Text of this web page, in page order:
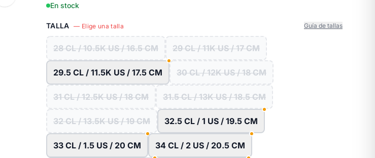
En stock
TALLA — Elige una talla Guía de tallas
28 CL / 10.5K US / 16.5 CM 29 CL / 11K US / 17 CM
29.5 CL / 11.5K US / 17.5 CM 30 CL / 12K US / 18 CM
31 CL / 12.5K US / 18 CM 31.5 CL / 13K US / 18.5 CM
32 CL / 13.5K US / 19 CM 32.5 CL / 1 US / 19.5 CM
33 CL / 1.5 US / 20 CM 34 CL / 2 US / 20.5 CM